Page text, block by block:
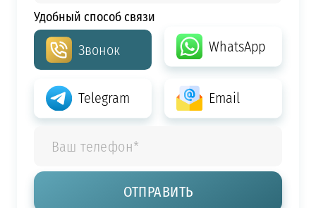
Удобный способ связи
Звонок WhatsApp
Telegram Email